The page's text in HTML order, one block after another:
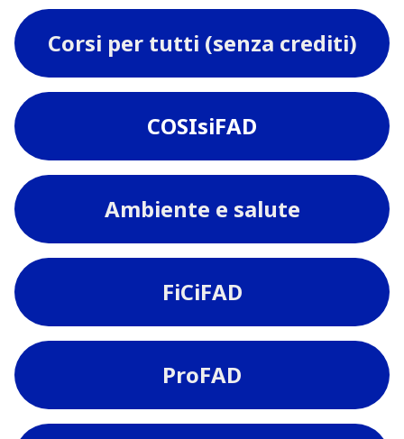
Corsi per tutti (senza crediti)
COSIsiFAD
Ambiente e salute
FiCiFAD
ProFAD